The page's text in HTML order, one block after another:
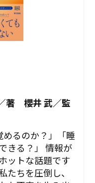
著 櫻井 武／監
めるのか？」「睡
きる？」 情報が
ットな話題です
ちを圧倒し、